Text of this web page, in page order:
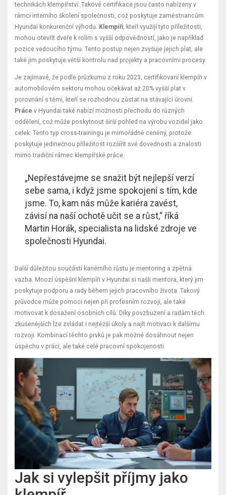
technikách klempířství. Takové certifikace jsou často nabízeny v
rámci interního školení společnosti, což poskytuje zaměstnancům
Hyundai konkurenční výhodu. Klempíři , kteří využijí tyto příležitosti,
mohou otevřít dveře k rolím s vyšší odpovědností, jako je například
pozice vedoucího týmu. Tento postup nejen zvyšuje jejich plat, ale
také jim poskytuje větší kontrolu nad projekty a pracovními procesy.
Je zajímavé, že podle průzkumu z roku 2023, certifikovaní klempíři v
automobilovém sektoru mohou očekávat až 20% vyšší plat v
porovnání s těmi, kteří se rozhodnou zůstat na stávající úrovni.
Práce v Hyundai také nabízí možnosti přechodu do různých
oddělení, což může poskytnout širší pohled na výrobu vozidel jako
celek. Tento typ cross-trainingu je mimořádně ceněný, protože
poskytuje jedinečnou příležitost rozšířit své dovednosti a znalosti
mimo tradiční rámec klempířské práce.
„Nepřestávejme se snažit být nejlepší verzí
sebe sama, i když jsme spokojení s tím, kde
jsme. To, kam nás může kariéra zavést,
závisí na naší ochotě učit se a růst,“ říká
Martin Horák, specialista na lidské zdroje ve
společnosti Hyundai.
Další důležitou součástí kariérního růstu je mentoring a zpětná
vazba. Mnozí úspěšní klempíři v Hyundai si našli mentora, který jim
poskytuje podporu a rady během jejich pracovního života. Takový
průvodce může pomoci nejen při profesním rozvoji, ale také
motivovat k dosažení osobních cílů. Díky povzbuzení a radám těch
zkušenějších lze zvládat i nejtěžší úkoly a najít motivaci k dalšímu
rozvoji. Kombinací těchto prvků je pak možné dosáhnout nejen
úspěchu v práci, ale také celé pracovní spokojenosti.
Jak si vylepšit příjmy jako